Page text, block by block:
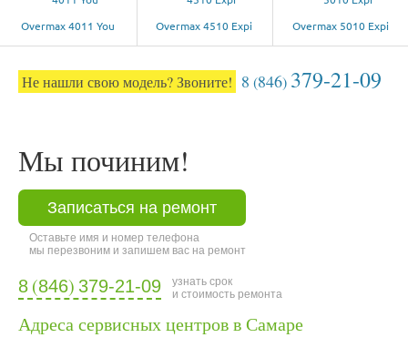
Overmax 4011 You Overmax 4510 Expi Overmax 5010 Expi
Не нашли свою модель? Звоните! 8 (846) 379-21-09
Мы починим!
Записаться на ремонт
Оставьте имя и номер телефона
мы перезвоним и запишем вас на ремонт
8 (846) 379-21-09
узнать срок
и стоимость ремонта
Адреса сервисных центров в Самаре